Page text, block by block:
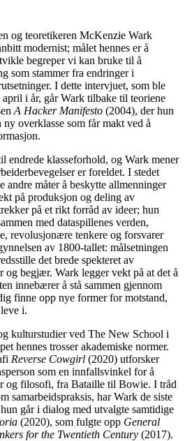
og teoretikeren McKenzie Wark
modernist; målet hennes er å
begreper vi kan bruke til å
som stammer fra endringer i
I dette intervjuet, som ble
i år, går Wark tilbake til teoriene
A Hacker Manifesto (2004), der hun
overklasse som får makt ved å
endrede klasseforhold, og Wark mener
er foreldet. I stedet
andre måter å beskytte allmenninger
på produksjon og deling av
på et rikt forråd av ideer; hun
med dataspillenes verden,
revolusjonære tenkere og forsvarer
av 1800-tallet: målsetningen
det brede spekteret av
og begjær. Wark legger vekt på at det å
innebærer å stå sammen gjennom
finne opp nye former for motstand,
i.
kulturstudier ved The New School i
hennes trosser akademiske normer.
Reverse Cowgirl (2020) utforsker
som en innfallsvinkel for å
og filosofi, fra Bataille til Bowie. I tråd
samarbeidspraksis, har Wark de siste
går i dialog med utvalgte samtidige
(2020), som fulgte opp General
for the Twentieth Century (2017).